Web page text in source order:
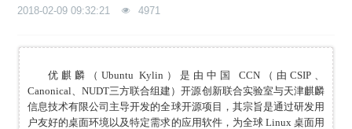
2018-02-09 09:32:21 4971
优麒麟（Ubuntu Kylin）是由中国 CCN（由CSIP、
Canonical、NUDT三方联合组建）开源创新联合实验室与天津麒麟
信息技术有限公司主导开发的全球开源项目，其宗旨是通过研发用
户友好的桌面环境以及特定需求的应用软件，为全球 Linux 桌面用